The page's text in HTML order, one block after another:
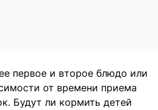
первое и второе блюдо или
от времени приема
Будут ли кормить детей